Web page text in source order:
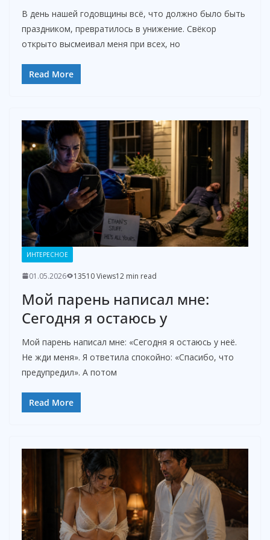
В день нашей годовщины всё, что должно было быть
праздником, превратилось в унижение. Свёкор
открыто высмеивал меня при всех, но
Read More
ИНТЕРЕСНОЕ
01.05.2026 13510 Views12 min read
Мой парень написал мне:
Сегодня я остаюсь у
Мой парень написал мне: «Сегодня я остаюсь у неё.
Не жди меня». Я ответила спокойно: «Спасибо, что
предупредил». А потом
Read More